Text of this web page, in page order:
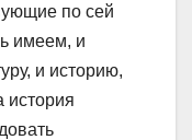
по сей
имеем, и
и историю,
история